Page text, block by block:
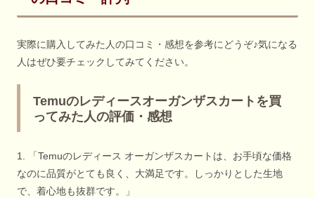
実際に購入してみた人の口コミ・感想を参考にどうぞ♪気になる
人はぜひ要チェックしてみてください。
Temuのレディースオーガンザスカートを買
ってみた人の評価・感想
1. 「Temuのレディース オーガンザスカートは、お手頃な価格
なのに品質がとても良く、大満足です。しっかりとした生地
で、着心地も抜群です。」